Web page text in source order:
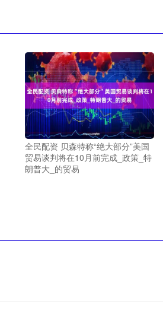
全民配资 贝森特称“绝大部分”美国
贸易谈判将在10月前完成_政策_特
朗普大_的贸易